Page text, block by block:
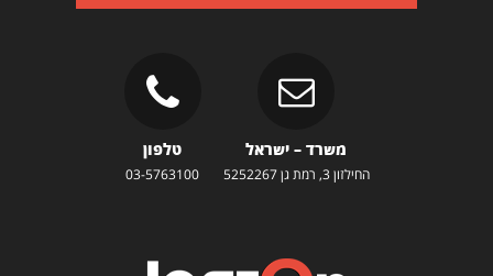
משרד – ישראל
החילזון 3, רמת גן 5252267
טלפון
03-5763100